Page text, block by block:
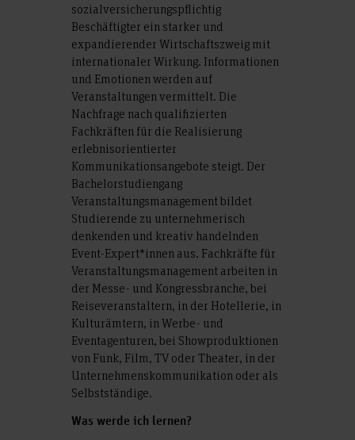
sozialversicherungspflichtig
Beschäftigter ein starker und
expandierender Wirtschaftszweig mit
internationaler Wirkung. Informationen
und Emotionen werden auf
Veranstaltungen vermittelt. Die
Nachfrage nach qualifizierten
Fachkräften für die Realisierung
erlebnisorientierter
Kommunikationsangebote steigt. Der
Bachelorstudiengang
Veranstaltungsmanagement bildet
Studierende zu unternehmerisch
denkenden und kreativ handelnden
Event-Expert*innen aus. Fachkräfte für
Veranstaltungsmanagement arbeiten in
der Messe- und Kongressbranche, bei
Reiseveranstaltern, in der Hotellerie, in
Kulturämtern, in Werbe- und
Eventagenturen, bei Showproduktionen
von Funk, Film, TV oder Theater, in der
Unternehmenskommunikation oder als
Selbstständige.
Was werde ich lernen?